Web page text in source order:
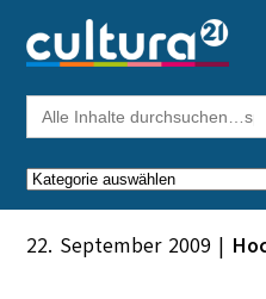
Inhalt
springen
Search
for:
Kategorien
22. September 2009 |